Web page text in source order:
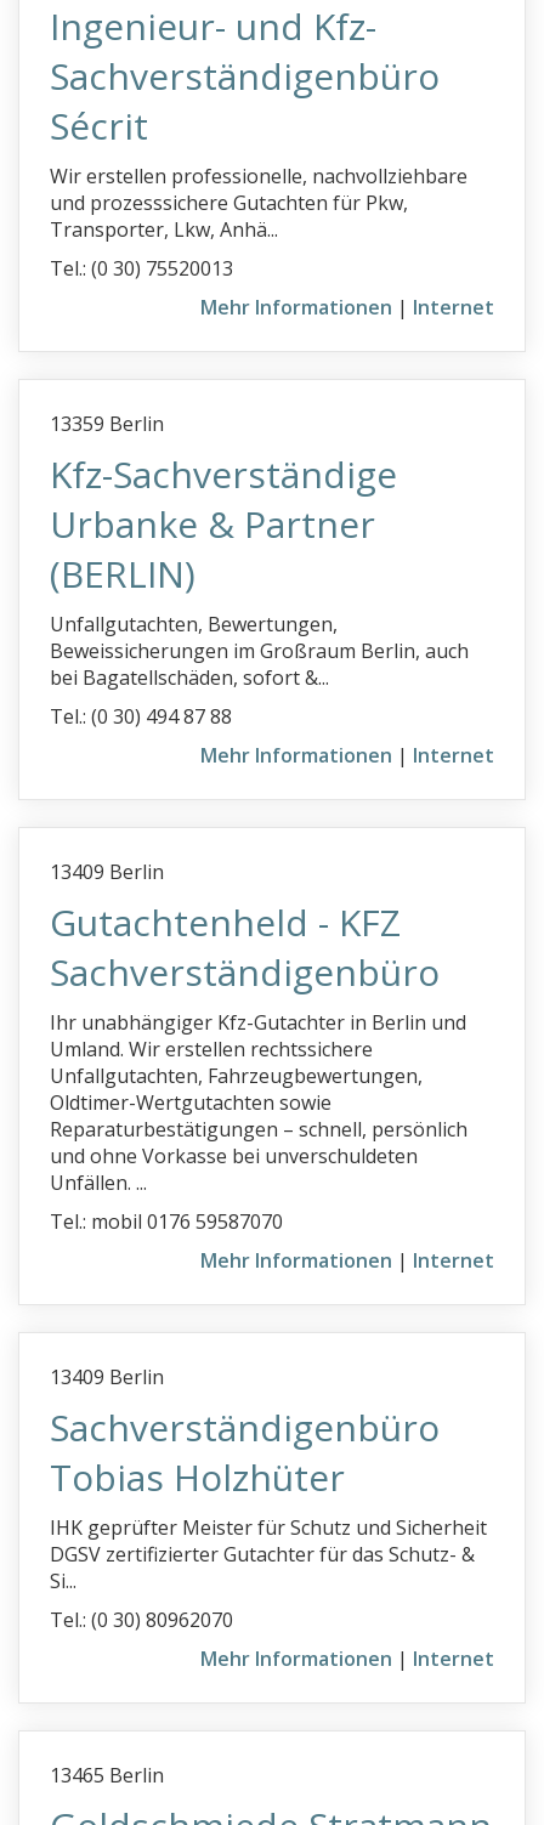
Ingenieur- und Kfz-
Sachverständigenbüro
Sécrit
Wir erstellen professionelle, nachvollziehbare
und prozesssichere Gutachten für Pkw,
Transporter, Lkw, Anhä...
Tel.: (0 30) 75520013
Mehr Informationen | Internet
13359 Berlin
Kfz-Sachverständige
Urbanke & Partner
(BERLIN)
Unfallgutachten, Bewertungen,
Beweissicherungen im Großraum Berlin, auch
bei Bagatellschäden, sofort &...
Tel.: (0 30) 494 87 88
Mehr Informationen | Internet
13409 Berlin
Gutachtenheld - KFZ
Sachverständigenbüro
Ihr unabhängiger Kfz-Gutachter in Berlin und
Umland. Wir erstellen rechtssichere
Unfallgutachten, Fahrzeugbewertungen,
Oldtimer-Wertgutachten sowie
Reparaturbestätigungen – schnell, persönlich
und ohne Vorkasse bei unverschuldeten
Unfällen. ...
Tel.: mobil 0176 59587070
Mehr Informationen | Internet
13409 Berlin
Sachverständigenbüro
Tobias Holzhüter
IHK geprüfter Meister für Schutz und Sicherheit
DGSV zertifizierter Gutachter für das Schutz- &
Si...
Tel.: (0 30) 80962070
Mehr Informationen | Internet
13465 Berlin